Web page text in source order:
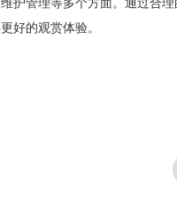
好的观赏体验。